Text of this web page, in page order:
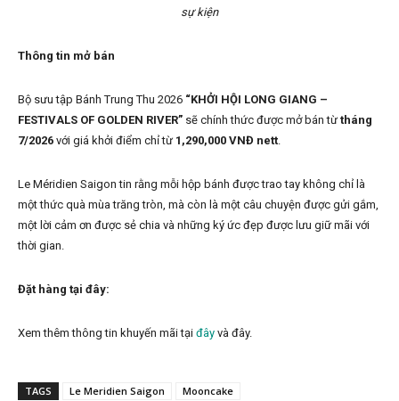
sự kiện
Thông tin mở bán
Bộ sưu tập Bánh Trung Thu 2026 “KHỞI HỘI LONG GIANG –
FESTIVALS OF GOLDEN RIVER” sẽ chính thức được mở bán từ tháng
7/2026 với giá khởi điểm chỉ từ 1,290,000 VNĐ nett.
Le Méridien Saigon tin rằng mỗi hộp bánh được trao tay không chỉ là
một thức quà mùa trăng tròn, mà còn là một câu chuyện được gửi gắm,
một lời cảm ơn được sẻ chia và những ký ức đẹp được lưu giữ mãi với
thời gian.
Đặt hàng tại đây:
Xem thêm thông tin khuyến mãi tại đây và đây.
TAGS Le Meridien Saigon Mooncake